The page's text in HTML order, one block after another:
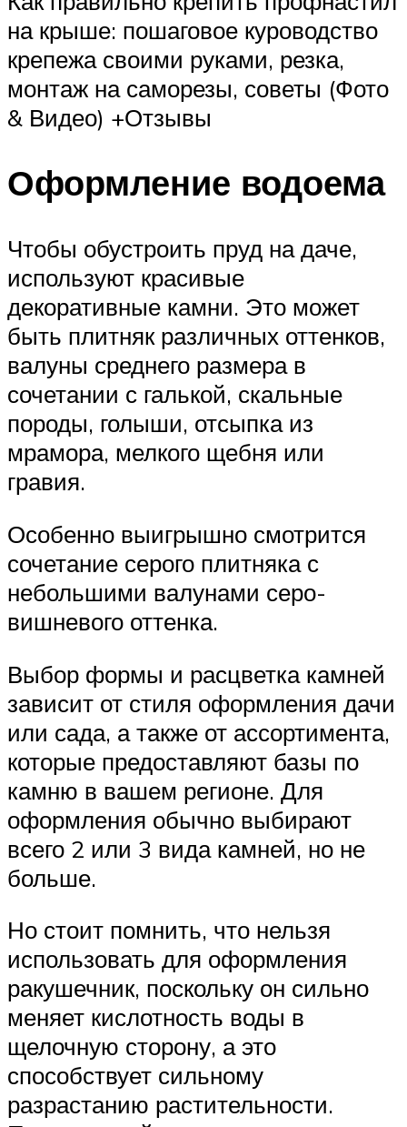
на крыше: пошаговое куроводство
крепежа своими руками, резка,
монтаж на саморезы, советы (Фото
& Видео) +Отзывы
Оформление водоема
Чтобы обустроить пруд на даче,
используют красивые
декоративные камни. Это может
быть плитняк различных оттенков,
валуны среднего размера в
сочетании с галькой, скальные
породы, голыши, отсыпка из
мрамора, мелкого щебня или
гравия.
Особенно выигрышно смотрится
сочетание серого плитняка с
небольшими валунами серо-
вишневого оттенка.
Выбор формы и расцветка камней
зависит от стиля оформления дачи
или сада, а также от ассортимента,
которые предоставляют базы по
камню в вашем регионе. Для
оформления обычно выбирают
всего 2 или 3 вида камней, но не
больше.
Но стоит помнить, что нельзя
использовать для оформления
ракушечник, поскольку он сильно
меняет кислотность воды в
щелочную сторону, а это
способствует сильному
разрастанию растительности.